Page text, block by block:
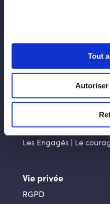
Tout
Autoriser
Contact
Liens utiles
La Province du
Génération Engagée
Les Engagés | Le
Vie privée
RGPD